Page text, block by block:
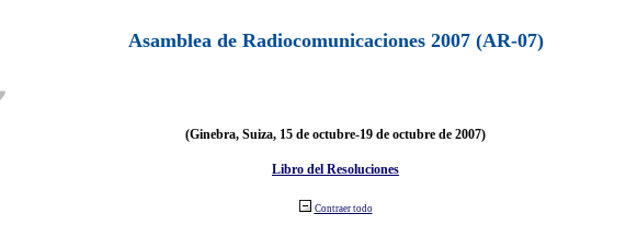
Asamblea de Radiocomunicaciones 2007 (AR-07)
(Ginebra, Suiza, 15 de octubre-19 de octubre de 2007)
Libro del Resoluciones
Contraer todo